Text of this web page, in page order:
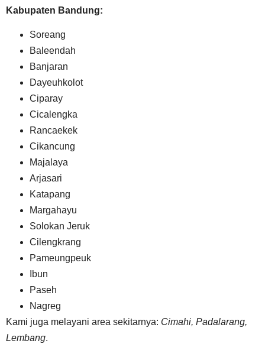
Kabupaten Bandung:
Soreang
Baleendah
Banjaran
Dayeuhkolot
Ciparay
Cicalengka
Rancaekek
Cikancung
Majalaya
Arjasari
Katapang
Margahayu
Solokan Jeruk
Cilengkrang
Pameungpeuk
Ibun
Paseh
Nagreg
Kami juga melayani area sekitarnya: Cimahi, Padalarang,
Lembang.